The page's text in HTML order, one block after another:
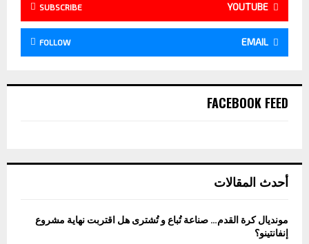
YOUTUBE
SUBSCRIBE
EMAIL
FOLLOW
FACEBOOK FEED
أحدث المقالات
مونديال كرة القدم… صناعة تُباع و تُشترى هل اقتربت نهاية مشروع
إنفانتينو؟